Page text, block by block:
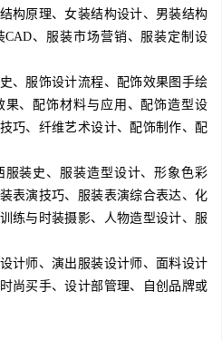
构原理、女装结构设计、男装结构
、服装市场营销、服装定制设
、服饰设计流程、配饰效果图手绘
、配饰材料与应用、配饰造型设
巧、纤维艺术设计、配饰制作、配
服装史、服装造型设计、形象色彩
表演技巧、服装表演综合表达、化
练与时装摄影、人物造型设计、服
计师、演出服装设计师、面料设计
尚买手、设计部管理、自创品牌或